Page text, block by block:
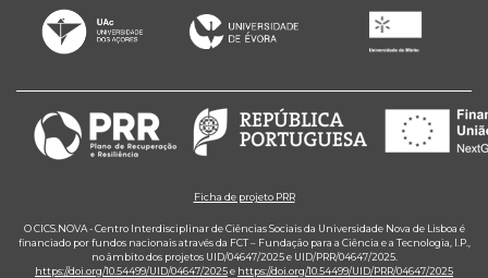
Ficha de projeto PRR
O CICS.NOVA - Centro Interdisciplinar de Ciências Sociais da Universidade Nova de Lisboa é
financiado por fundos nacionais através da FCT – Fundação para a Ciência e a Tecnologia, I.P.,
no âmbito dos projetos UID/04647/2025 e UID/PRR/04647/2025.
https://doi.org/10.54499/UID/04647/2025e https://doi.org/10.54499/UID/PRR/04647/2025